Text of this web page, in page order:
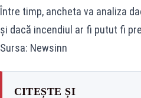
Între timp, ancheta va analiza
și dacă incendiul ar fi putut fi
Sursa: Newsinn
CITEȘTE ȘI